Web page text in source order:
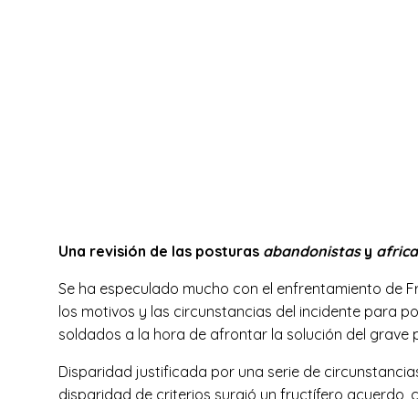
Una revisión de las posturas abandonistasy
Se ha especulado mucho con el enfrentamiento de
los motivos y las circunstancias del incidente para
soldados a la hora de afrontar la solución del grave
Disparidad justificada por una serie de
disparidad de criterios surgió un fructífero acuerdo,